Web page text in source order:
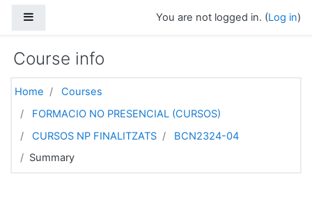
You are not logged in. (Log in)
Course info
Home
Courses
FORMACIO NO PRESENCIAL (CURSOS)
CURSOS NP FINALITZATS
BCN2324-04
Summary